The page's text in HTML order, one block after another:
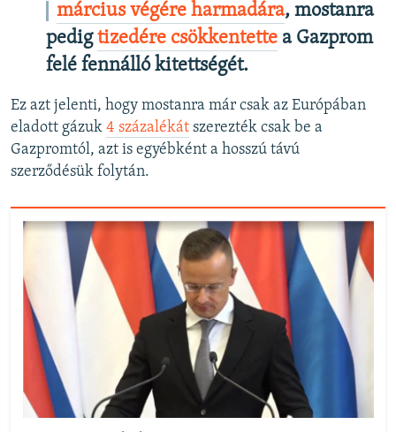
március végére harmadára, mostanra
pedigtizedére csökkentette a Gazprom
felé fennálló kitettségét.
Ez azt jelenti, hogy mostanra már csak az Európában
eladott gázuk 4 százalékát szerezték csak be a
Gazpromtól, azt is egyébként a hosszú távú
szerződésük folytán.